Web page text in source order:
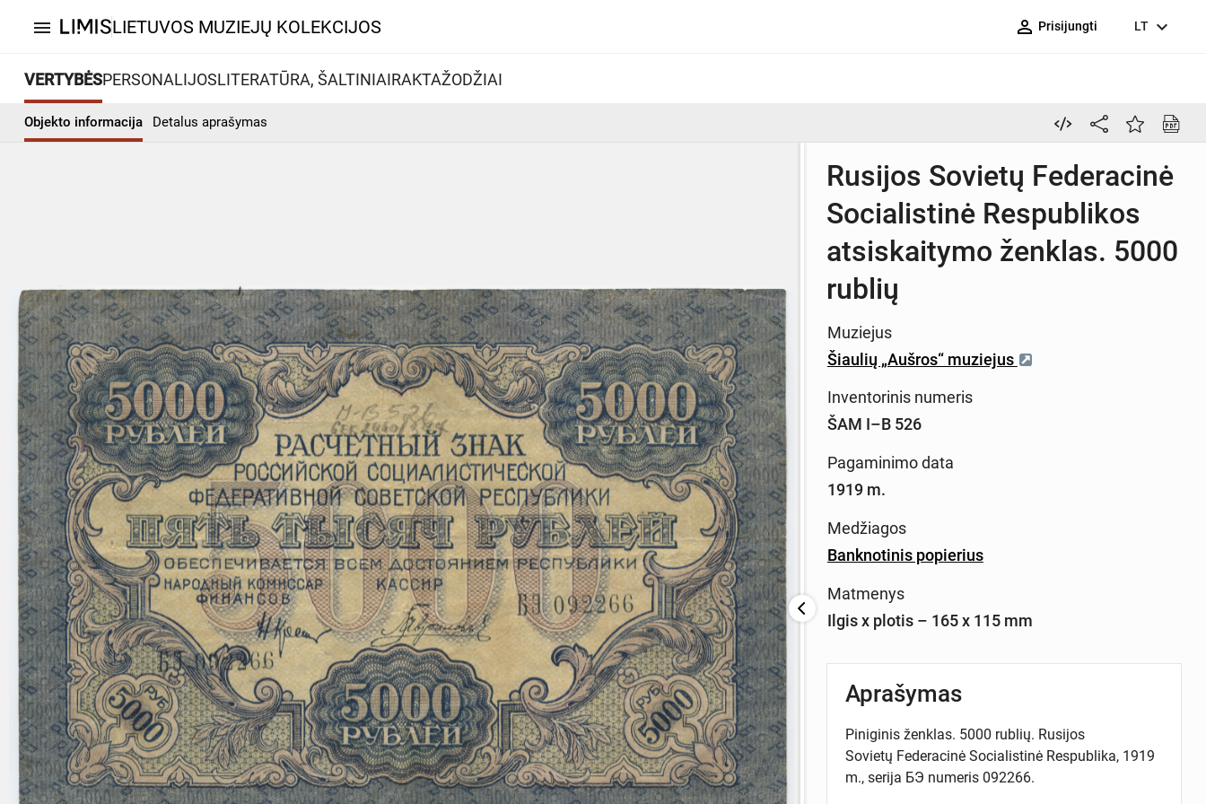
menu LIETUVOS MUZIEJŲ KOLEKCIJOS person_outline Prisijungti LT expand_more
VERTYBĖSPERSONALIJOSLITERATŪRA, ŠALTINIAIRAKTAŽODŽIAI
Objekto informacija Detalus aprašymas
Rusijos Sovietų Federacinė
Socialistinė Respublikos
atsiskaitymo ženklas. 5000
rublių
Muziejus
Šiaulių „Aušros“ muziejus
Inventorinis numeris
ŠAM I–B 526
Pagaminimo data
1919 m.
Medžiagos
Banknotinis popierius
Matmenys
Ilgis x plotis – 165 x 115 mm
Aprašymas
Piniginis ženklas. 5000 rublių. Rusijos
Sovietų Federacinė Socialistinė Respublika, 1919
m., serija БЭ numeris 092266.